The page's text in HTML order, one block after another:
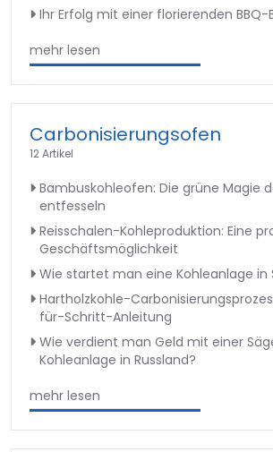
Ihr Erfolg mit einer florierenden
mehr lesen
Carbonisierungsofen
12 Artikel
Bambuskohleofen: Die grüne Magie
entfesseln
Reisschalen-Kohleproduktion: Eine
Geschäftsmöglichkeit
Wie startet man eine Kohleanlage in
Hartholzkohle-
für-Schritt-Anleitung
Wie verdient man Geld mit einer
Kohleanlage in Russland?
mehr lesen